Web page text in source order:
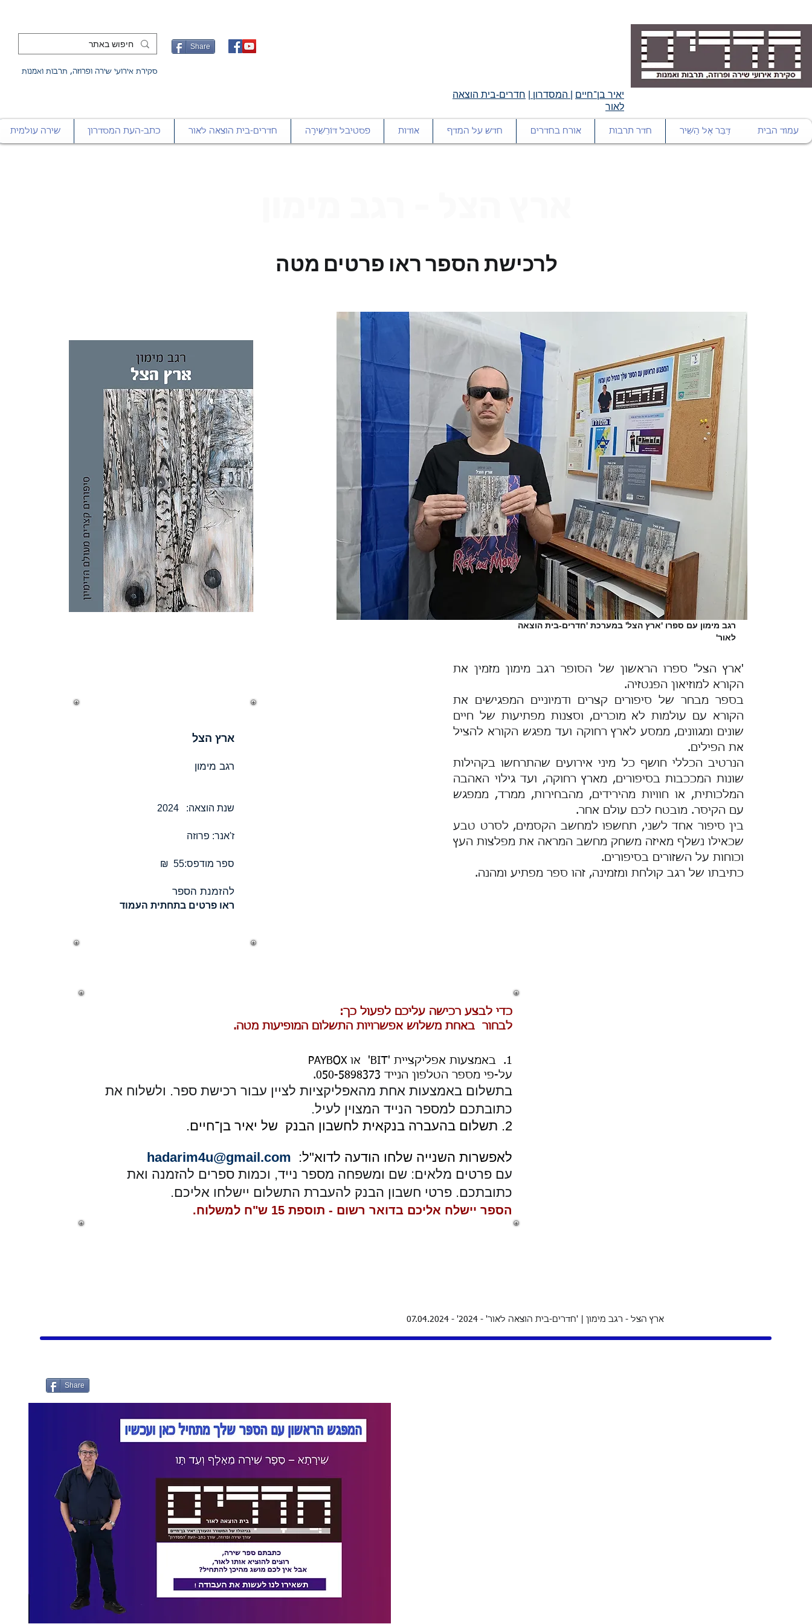
Share
סקירת אירועי שירה ופרוזה, תרבות ואמנות
יאיר בן־חיים המסדרון
חדרים-בית הוצאה
לאור
עמוד הבית דַּבֵּר אֶל הַשִּׁיר חדר תרבות אורח בחדרים חדש על המדף אודות פסטיבל דּוֹרֵשִׁירָה חדרים-בית הוצאה לאור כתב-העת המסדרון שירה עולמית
לרכישת הספר ראו פרטים מטה
רגב מימון עם ספרו 'ארץ הצל' במערכת 'חדרים-בית הוצאה
לאור'
ארץ הצל
רגב מימון
שנת הוצאה: 2024
ז'אנר: פרוזה
ספר מודפס:55 ₪
להזמנת הספר
ראו פרטים בתחתית העמוד
'ארץ הצל' ספרו הראשון של הסופר רגב מימון מזמין את
הקורא למוזיאון הפנטזיה.
בספר מבחר של סיפורים קצרים ודמיוניים המפגישים את
הקורא עם עולמות לא מוכרים, וסצנות מפתיעות של חיים
שונים ומגוונים, ממסע לארץ רחוקה ועד מפגש הקורא להציל
את הפילים.
הנרטיב הכללי חושף כל מיני אירועים שהתרחשו בקהילות
שונות המככבות בסיפורים, מארץ רחוקה, ועד גילוי האהבה
המלכותית, או חוויות מהירידים, מהבחירות, ממרד, ממפגש
עם הקיסר. מובטח לכם עולם אחר.
בין סיפור אחד לשני, תחשפו למחשב הקסמים, לסרט טבע
שכאילו נשלף מאיזה משחק מחשב המראה את מפלצות העץ
וכוחות על השזורים בסיפורים.
כתיבתו של רגב קולחת ומזמינה, זהו ספר מפתיע ומהנה.
כדי לבצע רכישה עליכם לפעול כך:
לבחור באחת משלוש אפשרויות התשלום המופיעות מטה.
1. באמצעות אפליקציית 'BIT' או PAYBOX
על-פי מספר הטלפון הנייד 050-5898373.
בתשלום באמצעות אחת מהאפליקציות לציין עבור רכישת ספר. ולשלוח את
כתובתכם למספר הנייד המצוין לעיל.
2. תשלום בהעברה בנקאית לחשבון הבנק של יאיר בן־חיים.
לאפשרות השנייה שלחו הודעה לדוא"ל: hadarim4u@gmail.com
עם פרטים מלאים: שם ומשפחה מספר נייד, וכמות ספרים להזמנה ואת
כתובתכם. פרטי חשבון הבנק להעברת התשלום יישלחו אליכם.
הספר יישלח אליכם בדואר רשום - תוספת 15 ש"ח למשלוח.
07.04.2024 - 'ארץ הצל - רגב מימון | 'חדרים-בית הוצאה לאור' - 2024
Share